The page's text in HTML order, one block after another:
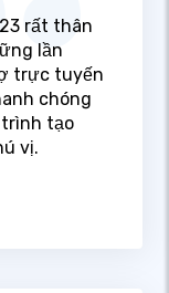
rất thân
lần
trực tuyến
chóng
trình tạo
vị.